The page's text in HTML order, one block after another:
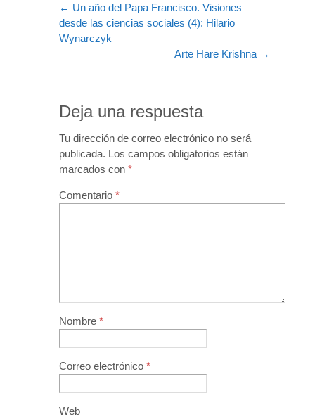
← Un año del Papa Francisco. Visiones
desde las ciencias sociales (4): Hilario
Wynarczyk
Arte Hare Krishna →
Deja una respuesta
Tu dirección de correo electrónico no será
publicada. Los campos obligatorios están
marcados con *
Comentario *
Nombre *
Correo electrónico *
Web